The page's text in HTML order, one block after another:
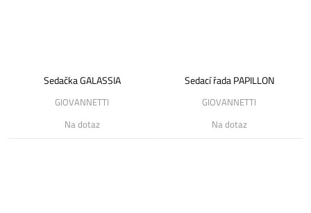
Sedačka GALASSIA
GIOVANNETTI
Na dotaz
Sedací řada PAPILLON
GIOVANNETTI
Na dotaz